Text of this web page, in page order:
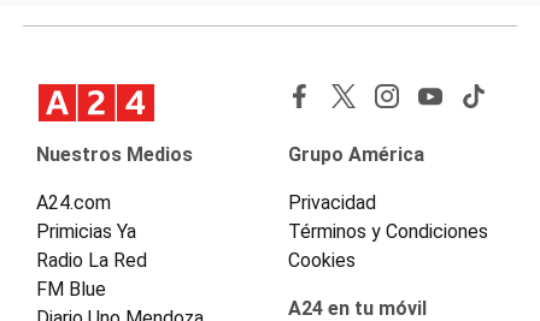
Nuestros Medios
A24.com
Primicias Ya
Radio La Red
FM Blue
Grupo América
Privacidad
Términos y Condiciones
Cookies
A24 en tu móvil